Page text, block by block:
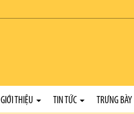
GIỚI THIỆU TIN TỨC TRƯNG BÀY